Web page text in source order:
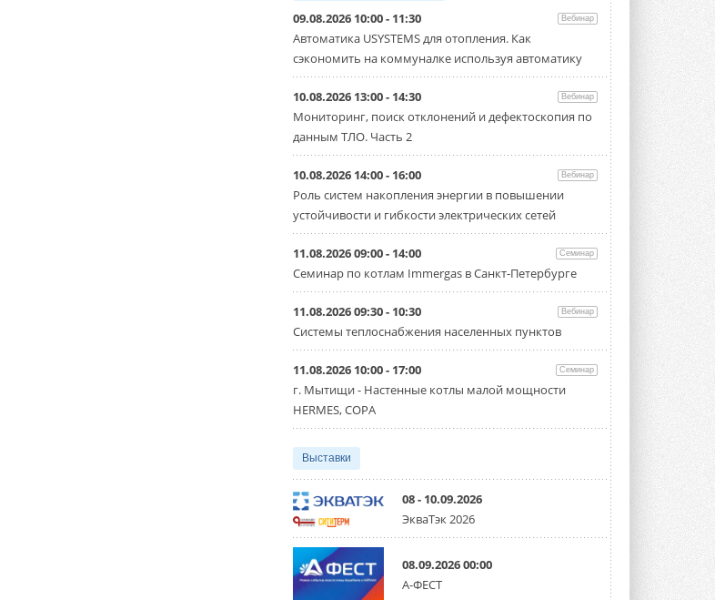
09.08.2026 10:00 - 11:30 Вебинар
Автоматика USYSTEMS для отопления. Как
сэкономить на коммуналке используя автоматику
10.08.2026 13:00 - 14:30 Вебинар
Мониторинг, поиск отклонений и дефектоскопия по
данным ТЛО. Часть 2
10.08.2026 14:00 - 16:00 Вебинар
Роль систем накопления энергии в повышении
устойчивости и гибкости электрических сетей
11.08.2026 09:00 - 14:00 Семинар
Семинар по котлам Immergas в Санкт-Петербурге
11.08.2026 09:30 - 10:30 Вебинар
Системы теплоснабжения населенных пунктов
11.08.2026 10:00 - 17:00 Семинар
г. Мытищи - Настенные котлы малой мощности
HERMES, COPA
Выставки
08 - 10.09.2026
ЭкваТэк 2026
08.09.2026 00:00
А-ФЕСТ